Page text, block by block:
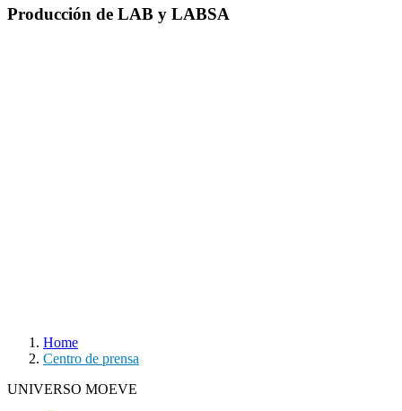
Producción de LAB y LABSA
Home
Centro de prensa
UNIVERSO MOEVE